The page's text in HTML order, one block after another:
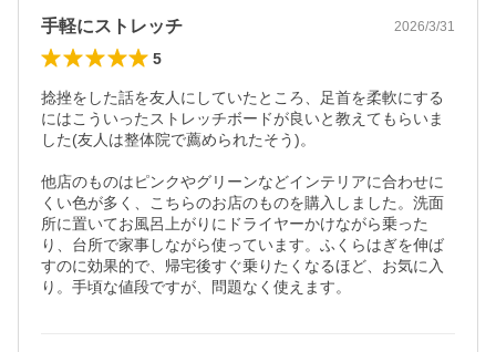
手軽にストレッチ 2026/3/31
5
捻挫をした話を友人にしていたところ、足首を柔軟にする
にはこういったストレッチボードが良いと教えてもらいま
した(友人は整体院で薦められたそう)。
他店のものはピンクやグリーンなどインテリアに合わせに
くい色が多く、こちらのお店のものを購入しました。洗面
所に置いてお風呂上がりにドライヤーかけながら乗った
り、台所で家事しながら使っています。ふくらはぎを伸ば
すのに効果的で、帰宅後すぐ乗りたくなるほど、お気に入
り。手頃な値段ですが、問題なく使えます。